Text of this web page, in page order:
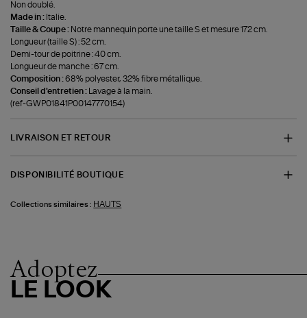
Non doublé.
Made in : Italie.
Taille & Coupe : Notre mannequin porte une taille S et mesure 172 cm.
Longueur (taille S) : 52 cm.
Demi-tour de poitrine : 40 cm.
Longueur de manche : 67 cm.
Composition :68% polyester, 32% fibre métallique.
Conseil d'entretien : Lavage à la main.
(ref-GWP01841P00147770154)
LIVRAISON ET RETOUR
DISPONIBILITÉ BOUTIQUE
Collections similaires : HAUTS
Adoptez
LE LOOK